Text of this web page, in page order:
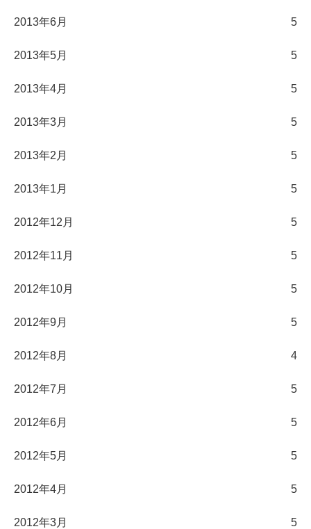
2013年6月 5
2013年5月 5
2013年4月 5
2013年3月 5
2013年2月 5
2013年1月 5
2012年12月 5
2012年11月 5
2012年10月 5
2012年9月 5
2012年8月 4
2012年7月 5
2012年6月 5
2012年5月 5
2012年4月 5
2012年3月 5